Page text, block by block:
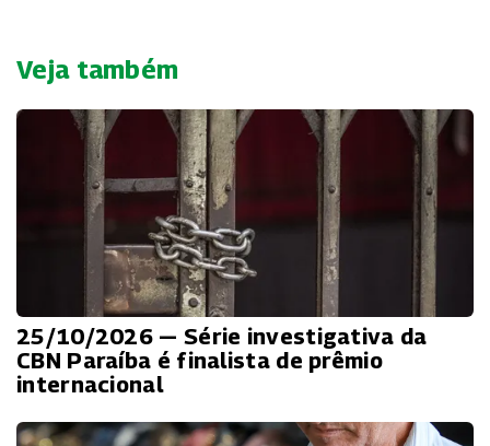
Veja também
25/10/2026 — Série investigativa da
CBN Paraíba é finalista de prêmio
internacional